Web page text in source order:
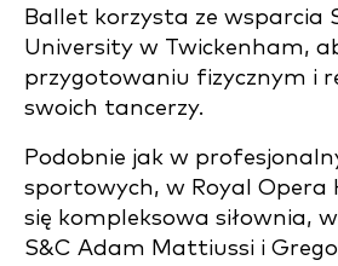
Ballet korzysta ze wsparcia
University w Twickenham,
przygotowaniu fizycznym i
swoich tancerzy.
Podobnie jak w
sportowych, w Royal Opera
się kompleksowa siłownia,
S&C Adam Mattiussi i